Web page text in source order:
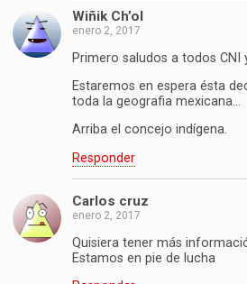
Wiñik Ch’ol
enero 2, 2017
Primero saludos a todos CNI
Estaremos en espera ésta
toda la geografia mexicana…
Arriba el concejo indígena.
Responder
Carlos cruz
enero 2, 2017
Quisiera tener más
Estamos en pie de lucha